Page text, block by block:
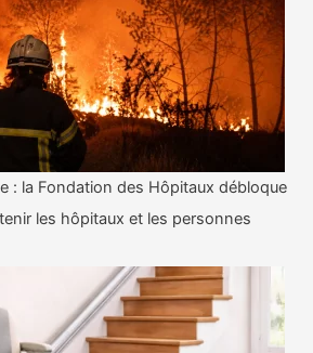
: la Fondation des Hôpitaux débloque
les hôpitaux et les personnes